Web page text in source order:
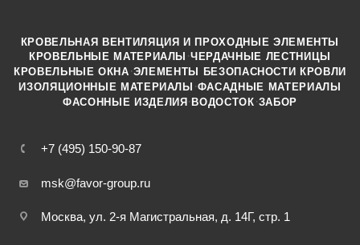
+7 (495) 150-90-87
msk@favor-group.ru
Москва, ул. 2-я Магистральная, д. 14Г, стр. 1
КРОВЕЛЬНАЯ ВЕНТИЛЯЦИЯ И ПРОХОДНЫЕ ЭЛЕМЕНТЫ
КРОВЕЛЬНЫЕ МАТЕРИАЛЫ ·ЧЕРДАЧНЫЕ ЛЕСТНИЦЫ
КРОВЕЛЬНЫЕ ОКНА ·ЭЛЕМЕНТЫ БЕЗОПАСНОСТИ КРОВЛИ
ИЗОЛЯЦИОННЫЕ МАТЕРИАЛЫ ·ФАСАДНЫЕ МАТЕРИАЛЫ
ФАСОННЫЕ ИЗДЕЛИЯ ·ВОДОСТОК ·ЗАБОР